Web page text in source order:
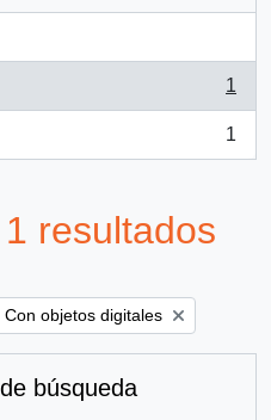
1
1
resultados
Remove filter:
Con objetos digitales
búsqueda